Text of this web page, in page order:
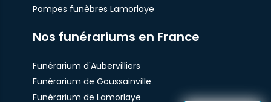
Pompes funèbres Lamorlaye
Nos funérariums en France
Funérarium d'Aubervilliers
Funérarium de Goussainville
Funérarium de Lamorlaye